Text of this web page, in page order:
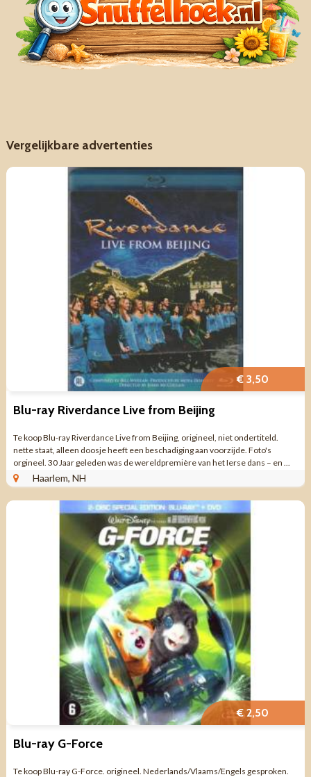
Vergelijkbare advertenties
€ 3,50
Blu-ray Riverdance Live from Beijing
Te koop Blu-ray Riverdance Live from Beijing, origineel, niet ondertiteld.
nette staat, alleen doosje heeft een beschadiging aan voorzijde. Foto's
orgineel. 30 Jaar geleden was de wereldpremière van het Ierse dans – en ...
Haarlem, NH
€ 2,50
Blu-ray G-Force
Te koop Blu-ray G-Force. origineel. Nederlands/Vlaams/Engels gesproken.